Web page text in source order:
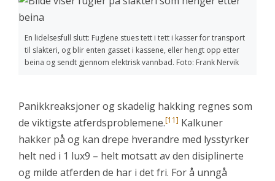
En lidelsesfull slutt: Fuglene stues tett i tett i kasser for transport
til slakteri, og blir enten gasset i kassene, eller hengt opp etter
beina og sendt gjennom elektrisk vannbad. Foto: Frank Nervik
Panikkreaksjoner og skadelig hakking regnes som
de viktigste atferdsproblemene.[11] Kalkuner
hakker på og kan drepe hverandre med lysstyrker
helt ned i 1 lux9 – helt motsatt av den disiplinerte
og milde atferden de har i det fri. For å unngå